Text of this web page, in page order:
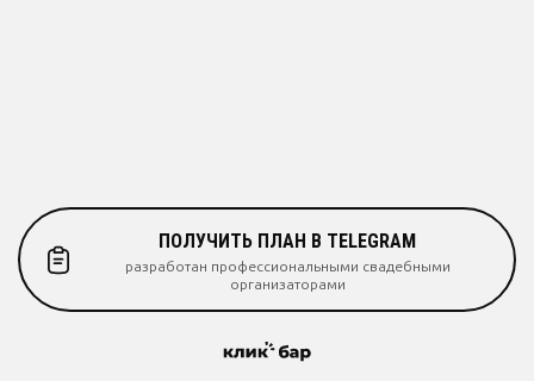
ПОЛУЧИТЬ ПЛАН В TELEGRAM
разработан профессиональными свадебными
организаторами